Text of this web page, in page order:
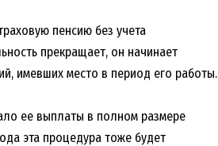
пенсию без учета
прекращает, он начинает
имевших место в период его работы.
ее выплаты в полном размере
эта процедура тоже будет